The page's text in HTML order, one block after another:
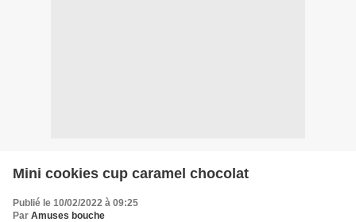
Mini cookies cup caramel chocolat
Publié le 10/02/2022 à 09:25
Par Amuses bouche